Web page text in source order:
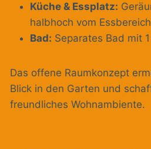
Küche & Essplatz:
halbhoch vom
Bad: Separates Bad mit
Das offene Raumkonzept
Blick in den Garten und
freundliches Wohnambiente.